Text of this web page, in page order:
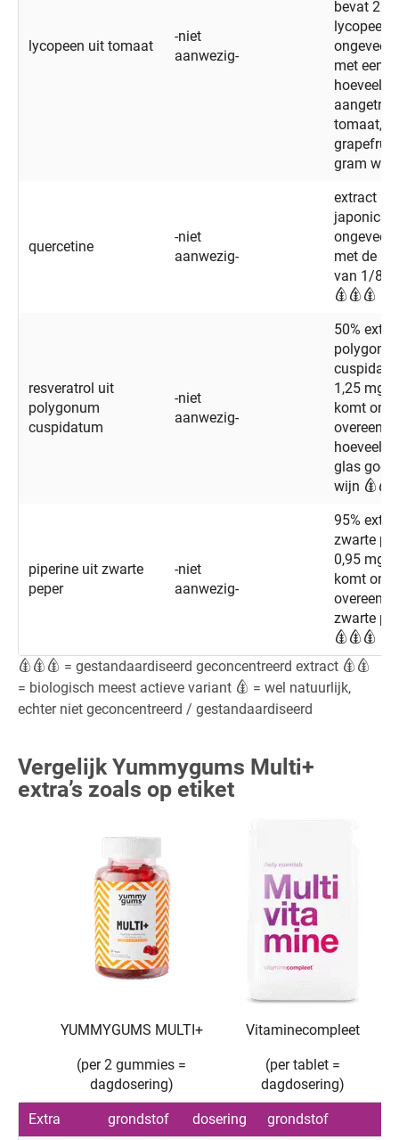
lycopeen uit tomaat
-niet
aanwezig-
bevat 2
lycopeen
ongeveer
met een
tomaat,
gram
quercetine
-niet
aanwezig-
extract
japonica
ongeveer
met de
van 1/8
resveratrol uit
polygonum
cuspidatum
-niet
aanwezig-
50%
1,25 mg
komt
overeen
glas
wijn
piperine uit zwarte
peper
-niet
aanwezig-
95%
zwarte
0,95 mg
komt
overeen
zwarte
= gestandaardiseerd geconcentreerd extract
= biologisch meest actieve variant
= wel natuurlijk,
echter niet geconcentreerd / gestandaardiseerd
Vergelijk Yummygums Multi+
extra’s zoals op etiket
YUMMYGUMS MULTI+ Vitaminecompleet
(per 2 gummies =
dagdosering)
(per tablet =
dagdosering)
Extra grondstof dosering grondstof